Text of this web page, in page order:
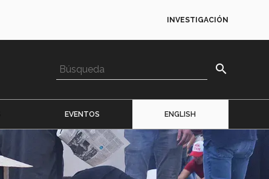
INVESTIGACIÓN
search
EVENTOS ENGLISH